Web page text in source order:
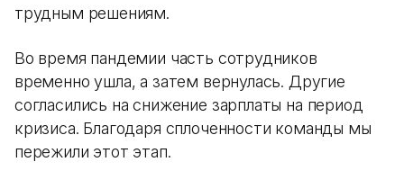
трудным решениям.
Во время пандемии часть сотрудников
временно ушла, а затем вернулась. Другие
согласились на снижение зарплаты на период
кризиса. Благодаря сплоченности команды мы
пережили этот этап.